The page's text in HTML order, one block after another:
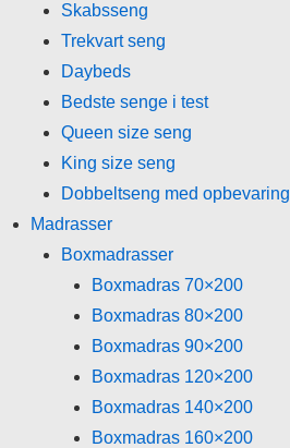
Skabsseng
Trekvart seng
Daybeds
Bedste senge i test
Queen size seng
King size seng
Dobbeltseng med opbevaring
Madrasser
Boxmadrasser
Boxmadras 70×200
Boxmadras 80×200
Boxmadras 90×200
Boxmadras 120×200
Boxmadras 140×200
Boxmadras 160×200